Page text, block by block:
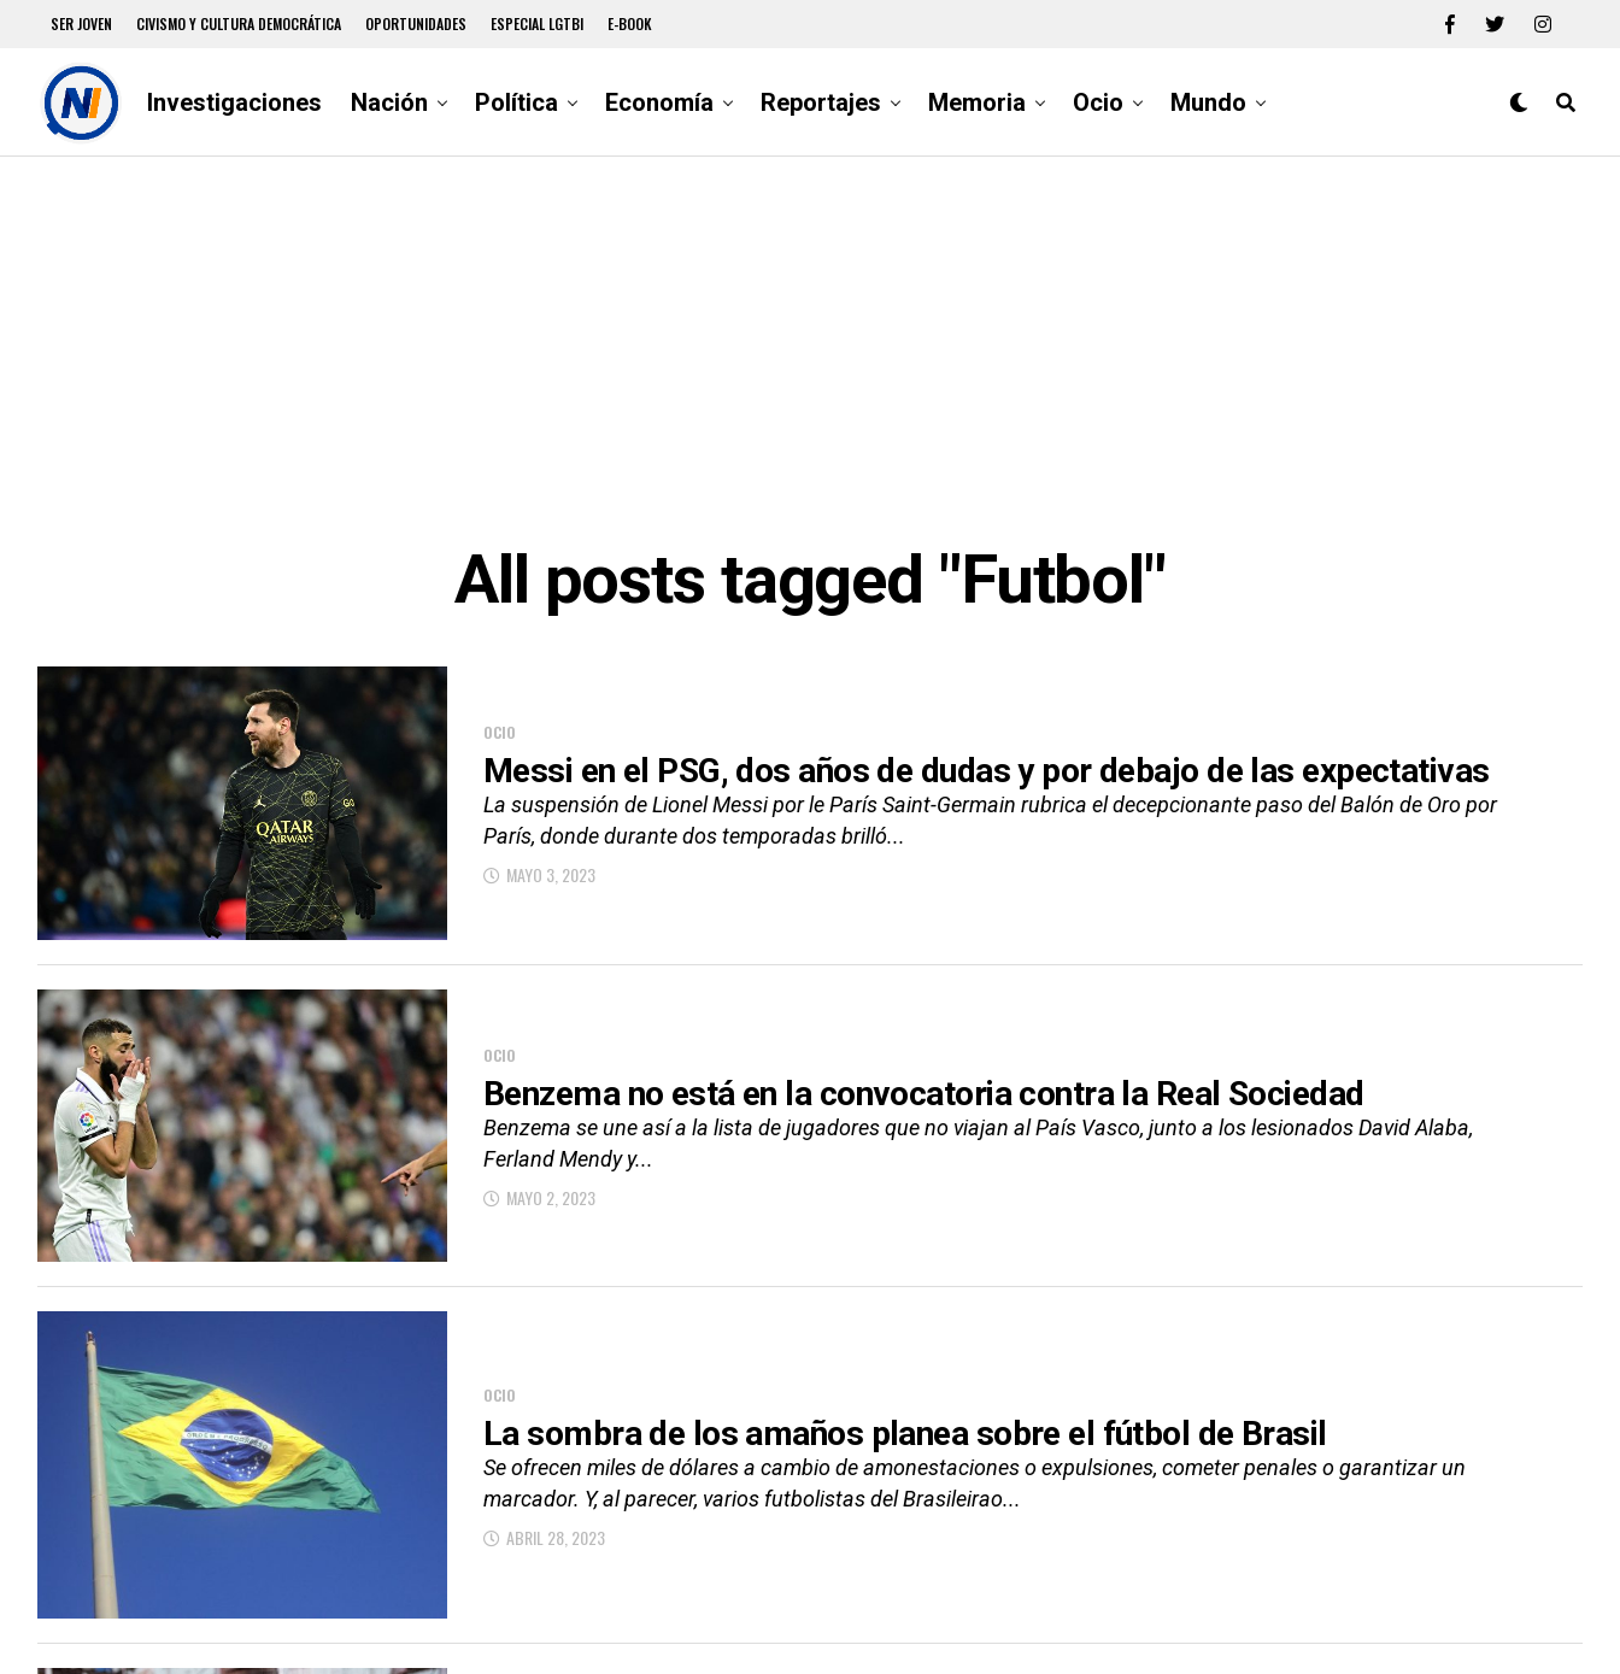
SER JOVEN CIVISMO Y CULTURA DEMOCRÁTICA OPORTUNIDADES ESPECIAL LGTBI E-BOOK
Investigaciones Nación Política Economía Reportajes Memoria Ocio Mundo
All posts tagged "Futbol"
OCIO
Messi en el PSG, dos años de dudas y por debajo de las expectativas
La suspensión de Lionel Messi por le París Saint-Germain rubrica el decepcionante paso del Balón de Oro por
París, donde durante dos temporadas brilló...
MAYO 3, 2023
OCIO
Benzema no está en la convocatoria contra la Real Sociedad
Benzema se une así a la lista de jugadores que no viajan al País Vasco, junto a los lesionados David Alaba,
Ferland Mendy y...
MAYO 2, 2023
OCIO
La sombra de los amaños planea sobre el fútbol de Brasil
Se ofrecen miles de dólares a cambio de amonestaciones o expulsiones, cometer penales o garantizar un
marcador. Y, al parecer, varios futbolistas del Brasileirao...
ABRIL 28, 2023